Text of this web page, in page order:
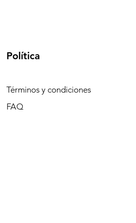
Política
Términos y condiciones
FAQ